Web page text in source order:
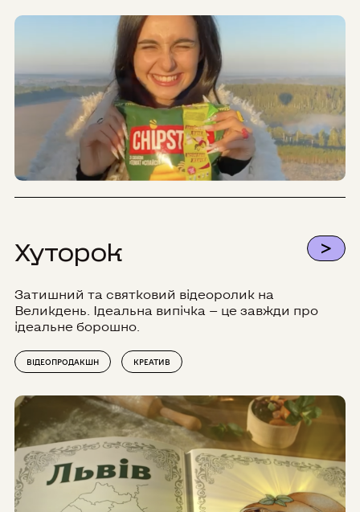
>
Хуторок
Затишний та святковий відеоролик на
Великдень. Ідеальна випічка — це завжди про
ідеальне борошно.
ВІДЕОПРОДАКШН КРЕАТИВ